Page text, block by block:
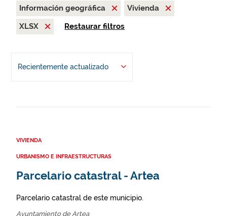
Información geográfica
Vivienda
XLSX
Restaurar filtros
Recientemente actualizado
VIVIENDA
URBANISMO E INFRAESTRUCTURAS
Parcelario catastral - Artea
Parcelario catastral de este municipio.
Ayuntamiento de Artea